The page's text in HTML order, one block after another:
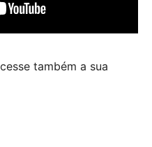
também a sua